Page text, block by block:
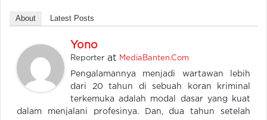
About Latest Posts
Yono
Reporter at MediaBanten.Com
Pengalamannya menjadi wartawan lebih
dari 20 tahun di sebuah koran kriminal
terkemuka adalah modal dasar yang kuat
dalam menjalani profesinya. Dan, dua tahun setelah